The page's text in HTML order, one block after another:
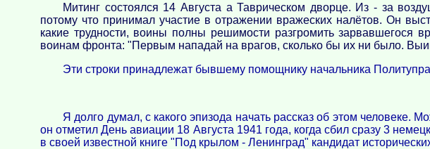
Митинг состоялся 14 Августа а Таврическом дворце. Из - за
потому что принимал участие в отражении вражеских налётов. Он
какие трудности, воины полны решимости разгромить зарвавшегося
воинам фронта: "Первым нападай на врагов, сколько бы их ни было.
Эти строки принадлежат бывшему помощнику начальника
Я долго думал, с какого эпизода начать рассказ об этом человеке.
он отметил День авиации 18 Августа 1941 года, когда сбил сразу 3
в своей известной книге "Под крылом - Ленинград" кандидат